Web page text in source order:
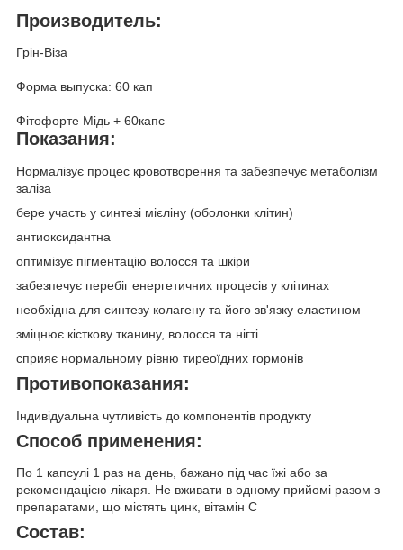
Производитель:
Грін-Віза
Форма выпуска: 60 кап
Фітофорте Мідь + 60капс
Показания:
Нормалізує процес кровотворення та забезпечує метаболізм
заліза
бере участь у синтезі мієліну (оболонки клітин)
антиоксидантна
оптимізує пігментацію волосся та шкіри
забезпечує перебіг енергетичних процесів у клітинах
необхідна для синтезу колагену та його зв'язку еластином
зміцнює кісткову тканину, волосся та нігті
сприяє нормальному рівню тиреоїдних гормонів
Противопоказания:
Індивідуальна чутливість до компонентів продукту
Способ применения:
По 1 капсулі 1 раз на день, бажано під час їжі або за
рекомендацією лікаря. Не вживати в одному прийомі разом з
препаратами, що містять цинк, вітамін С
Состав: